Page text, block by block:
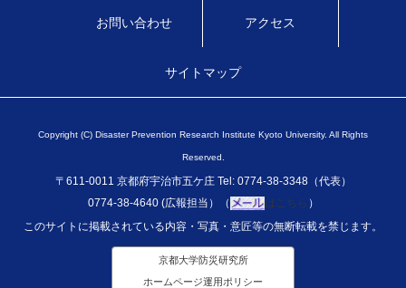
お問い合わせ アクセス
サイトマップ
Copyright (C) Disaster Prevention Research Institute Kyoto University. All Rights
Reserved.
〒611-0011 京都府宇治市五ケ庄 Tel: 0774-38-3348（代表）
0774-38-4640 (広報担当）（
はこちら ）
このサイトに掲載されている内容・写真・意匠等の無断転載を禁じます。
京都大学防災研究所
ホームページ運用ポリシー